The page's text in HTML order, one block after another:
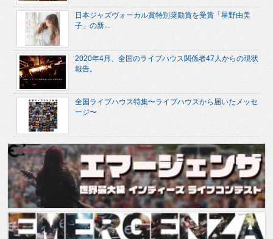
日本ジャズヴォーカル賞特別奨励賞を受賞「星野由美
子」の新...
2020年4月、全国のライブハウス関係者47人からの現状
報告。
全国ライブハウス特集〜ライブハウスから届いたメッセ
ージ〜